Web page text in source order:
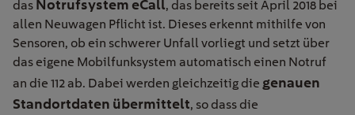
das Notrufsystem eCall, das bereits seit April 2018 bei
allen Neuwagen Pflicht ist. Dieses erkennt mithilfe von
Sensoren, ob ein schwerer Unfall vorliegt und setzt über
das eigene Mobilfunksystem automatisch einen Notruf
an die 112 ab. Dabei werden gleichzeitig die genauen
Standortdaten übermittelt, so dass die